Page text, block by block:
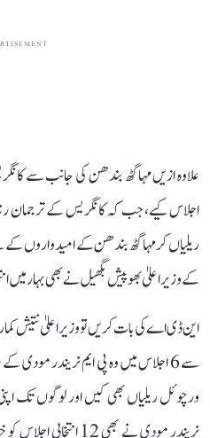
ریلیاں کر مہاگٹھ بندھن کے امیدواروں
کے وزیر اعلیٰ بھوپیش بگھیل نے بھی بہار میں
سے 6 اجلاس میں وہ پی ایم نریندر
ورچوئل ریلیاں بھی کیں اور لوگوں تک